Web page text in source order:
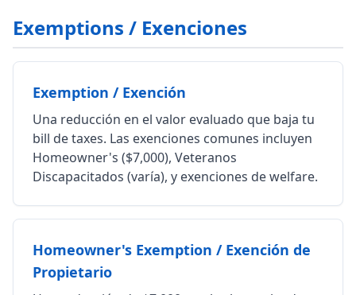
Exemptions / Exenciones
Exemption / Exención
Una reducción en el valor evaluado que baja tu
bill de taxes. Las exenciones comunes incluyen
Homeowner's ($7,000), Veteranos
Discapacitados (varía), y exenciones de welfare.
Homeowner's Exemption / Exención de
Propietario